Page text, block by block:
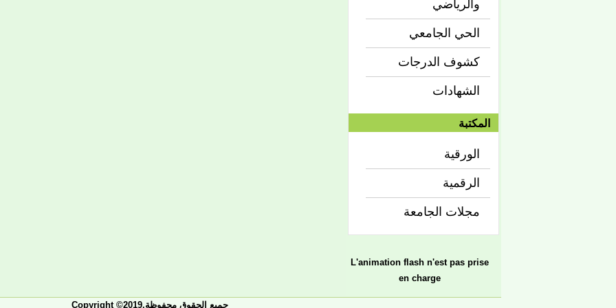
والرياضي
الحي الجامعي
كشوف الدرجات
الشهادات
المكتبة
الورقية
الرقمية
مجلات الجامعة
L'animation flash n'est pas prise
en charge
Copyright ©2019.جميع الحقوق محفوظة